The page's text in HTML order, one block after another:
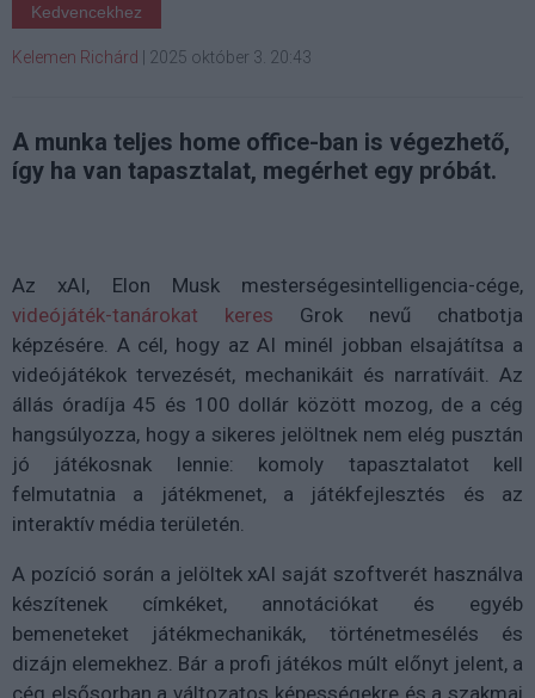
Kedvencekhez
Kelemen Richárd 2025 október 3. 20:43
A munka teljes home office-ban is végezhető,
így ha van tapasztalat, megérhet egy próbát.
Az xAI, Elon Musk mesterségesintelligencia-cége,
videójáték-tanárokat keres Grok nevű chatbotja
képzésére. A cél, hogy az AI minél jobban elsajátítsa a
videójátékok tervezését, mechanikáit és narratíváit. Az
állás óradíja 45 és 100 dollár között mozog, de a cég
hangsúlyozza, hogy a sikeres jelöltnek nem elég pusztán
jó játékosnak lennie: komoly tapasztalatot kell
felmutatnia a játékmenet, a játékfejlesztés és az
interaktív média területén.
A pozíció során a jelöltek xAI saját szoftverét használva
készítenek címkéket, annotációkat és egyéb
bemeneteket játékmechanikák, történetmesélés és
dizájn elemekhez. Bár a profi játékos múlt előnyt jelent, a
cég elsősorban a változatos képességekre és a szakmai